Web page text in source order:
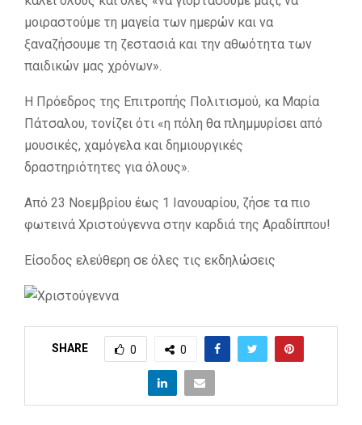
μοιραστούμε τη μαγεία των ημερών και να
ξαναζήσουμε τη ζεστασιά και την αθωότητα των
παιδικών μας χρόνων».
Η Πρόεδρος της Επιτροπής Πολιτισμού, κα Μαρία
Πάτσαλου, τονίζει ότι «η πόλη θα πλημμυρίσει από
μουσικές, χαμόγελα και δημιουργικές
δραστηριότητες για όλους».
Από 23 Νοεμβρίου έως 1 Ιανουαρίου, ζήσε τα πιο
φωτεινά Χριστούγεννα στην καρδιά της Αραδίππου!
Είσοδος ελεύθερη σε όλες τις εκδηλώσεις
SHARE 0 0